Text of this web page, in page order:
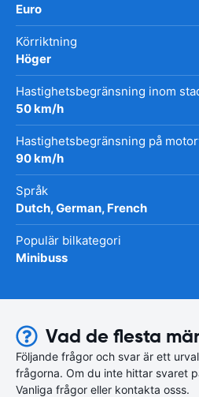
Euro
Körriktning
Höger
Hastighetsbegränsning inom
50 km/h
Hastighetsbegränsning på
90 km/h
Språk
Dutch, German, French
Populär bilkategori
Minibuss
Vad de flesta
Följande frågor och svar är ett
frågorna. Om du inte hittar svaret
Vanliga frågor eller kontakta osss.